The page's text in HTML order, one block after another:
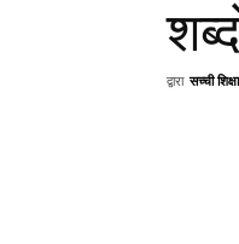
द्वारा सच्ची शिक्षा